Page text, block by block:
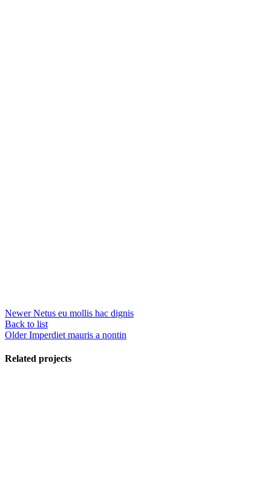
Newer Netus eu mollis hac dignis
Back to list
Older Imperdiet mauris a nontin
Related projects